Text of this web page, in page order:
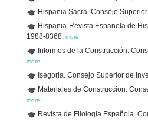
Hispania Sacra. Consejo
Hispania-Revista Espanola de
1988-8368, more
Informes de la Construcción.
more
Isegoria. Consejo Superior de
Materiales de Construccion.
more
Revista de Filologia Española.